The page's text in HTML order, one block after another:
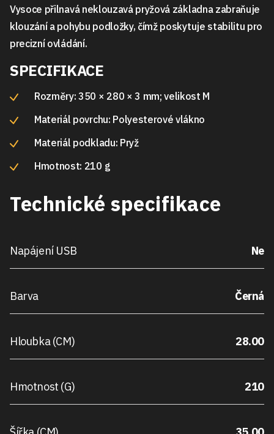
Vysoce přilnavá neklouzavá pryžová základna zabraňuje
klouzání a pohybu podložky, čímž poskytuje stabilitu pro
precizní ovládání.
SPECIFIKACE
Rozměry: 350 × 280 × 3 mm; velikost M
Materiál povrchu: Polyesterové vlákno
Materiál podkladu: Pryž
Hmotnost: 210 g
Technické specifikace
Napájení USB Ne
Barva Černá
Hloubka (CM) 28.00
Hmotnost (G) 210